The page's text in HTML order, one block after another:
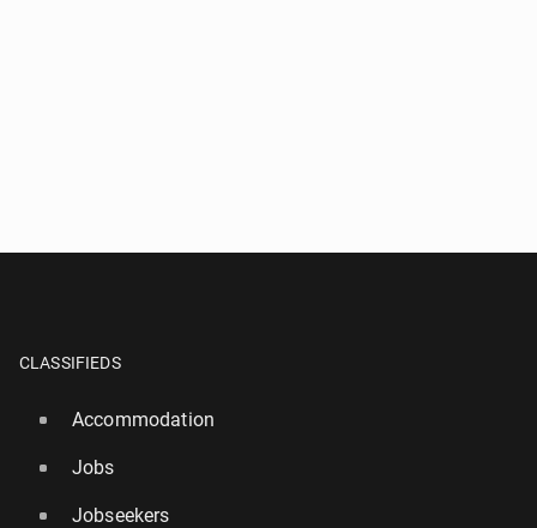
CLASSIFIEDS
Accommodation
Jobs
Jobseekers